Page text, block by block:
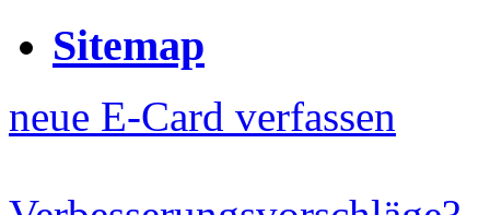
Sitemap
neue E-Card verfassen